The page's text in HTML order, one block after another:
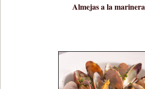
Almejas a la marinera